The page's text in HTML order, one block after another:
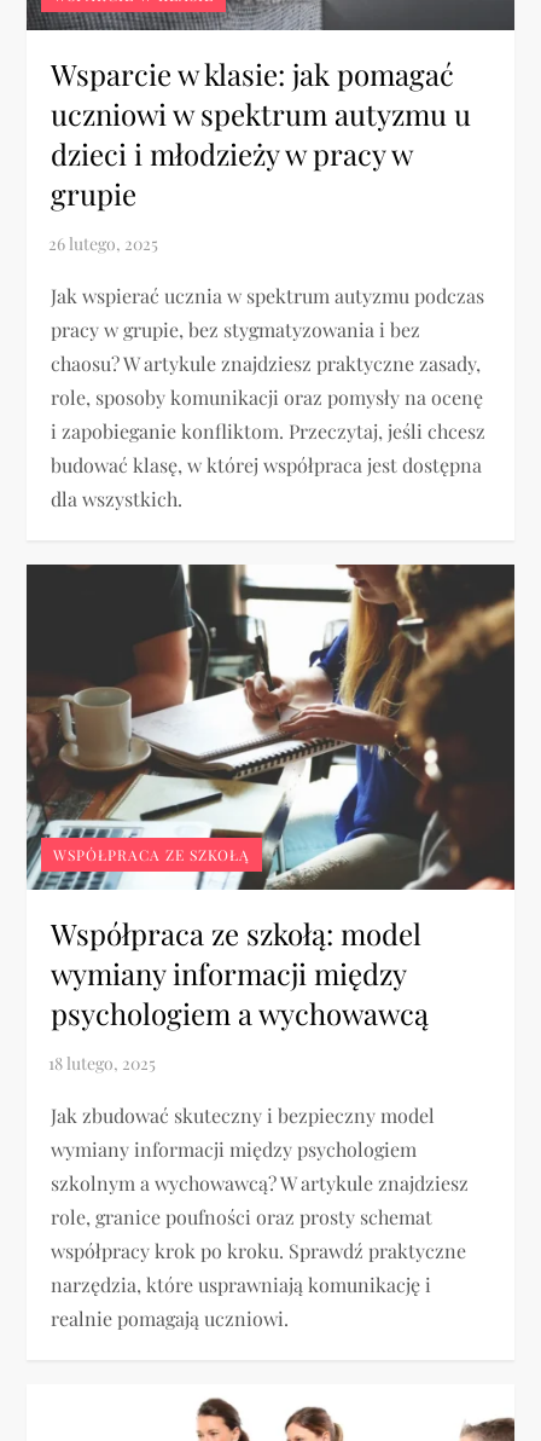
Wsparcie w klasie: jak pomagać
uczniowi w spektrum autyzmu u
dzieci i młodzieży w pracy w
grupie
Jak wspierać ucznia w spektrum autyzmu podczas
pracy w grupie, bez stygmatyzowania i bez
chaosu? W artykule znajdziesz praktyczne zasady,
role, sposoby komunikacji oraz pomysły na ocenę
i zapobieganie konfliktom. Przeczytaj, jeśli chcesz
budować klasę, w której współpraca jest dostępna
dla wszystkich.
WSPÓŁPRACA ZE SZKOŁĄ
Współpraca ze szkołą: model
wymiany informacji między
psychologiem a wychowawcą
Jak zbudować skuteczny i bezpieczny model
wymiany informacji między psychologiem
szkolnym a wychowawcą? W artykule znajdziesz
role, granice poufności oraz prosty schemat
współpracy krok po kroku. Sprawdź praktyczne
narzędzia, które usprawniają komunikację i
realnie pomagają uczniowi.